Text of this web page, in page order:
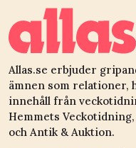
Allas.se erbjuder
ämnen som relationer,
innehåll från
Hemmets
och Antik & Auktion.